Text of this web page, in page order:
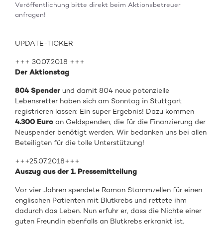
Veröffentlichung bitte direkt beim Aktionsbetreuer
anfragen!
UPDATE-TICKER
+++ 30.07.2018 +++
Der Aktionstag
804 Spender und damit 804 neue potenzielle
Lebensretter haben sich am Sonntag in Stuttgart
registrieren lassen: Ein super Ergebnis! Dazu kommen
4.300 Euro an Geldspenden, die für die Finanzierung der
Neuspender benötigt werden. Wir bedanken uns bei allen
Beteiligten für die tolle Unterstützung!
+++25.07.2018+++
Auszug aus der 1. Pressemitteilung
Vor vier Jahren spendete Ramon Stammzellen für einen
englischen Patienten mit Blutkrebs und rettete ihm
dadurch das Leben. Nun erfuhr er, dass die Nichte einer
guten Freundin ebenfalls an Blutkrebs erkrankt ist.